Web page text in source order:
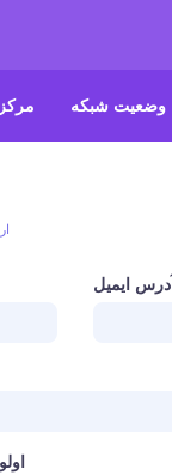
وضعیت شبکه
آدرس ایمیل